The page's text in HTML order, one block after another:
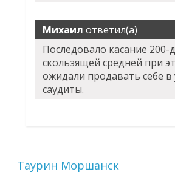
Михаил ответил(а)
Последовало касание 200-
скользящей средней при
ожидали продавать себе в
саудиты.
Таурин Моршанск